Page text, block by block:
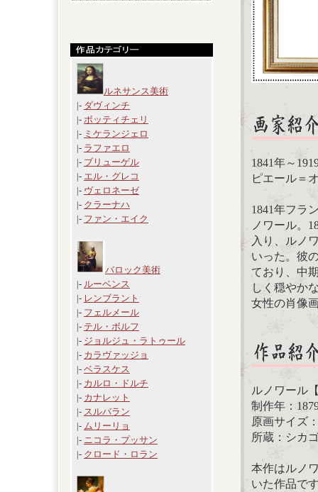
ルネサンス美術
|- ダヴィンチ
|- ボッティチェリ
|- ミケランジェロ
|- ラファエロ
|- ブリューゲル
|- エル・グレコ
|- ヴェロネーゼ
|- クラーナハ
|- ファン・エイク
バロック美術
|- ルーベンス
|- レンブラント
|- フェルメール
|- テル・ボルフ
|- ジョルジュ・ラトゥール
|- カラヴァッジョ
|- ベラスケス
|- カルロ・ドルチ
|- カナレット
|- スルバラン
|- ムリーリョ
|- ニコラ・プッサン
|- クロード・ロラン
1841年～
ピエール＝
1841年フラ
ノワール。
入り、ルノ
いった。彼
ており、中
しく穏やか
女性の肖像
ルノワール
制作年：
原画サイズ
所蔵：シカ
本作はルノ
いた作品で